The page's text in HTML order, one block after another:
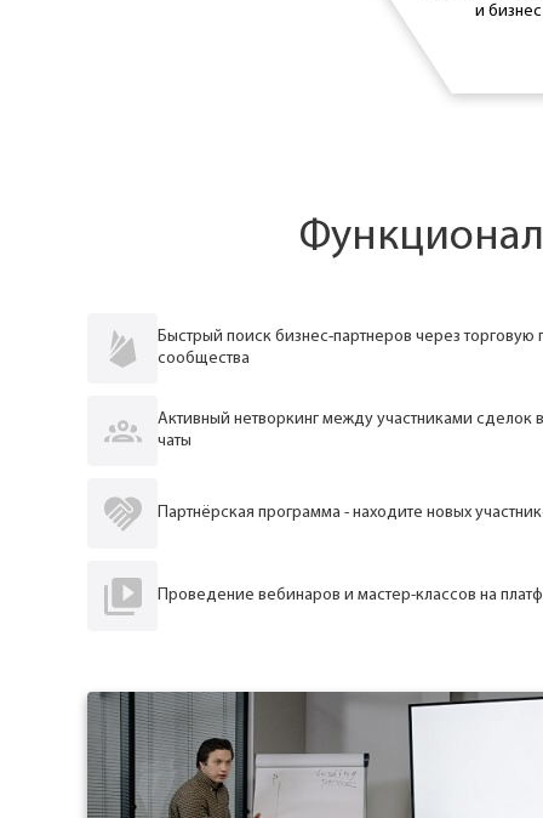
и бизнес
Быстрый поиск бизнес-партнеров через торговую
сообщества
Активный нетворкинг между участниками сделок
чаты
Партнёрская программа - находите новых
Проведение вебинаров и мастер-классов на